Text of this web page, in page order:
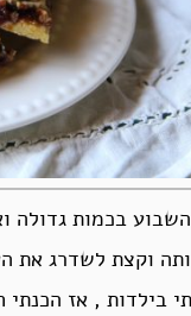
בכמות גדולה
וקצת לשדרג את
בילדות , אז הכנתי